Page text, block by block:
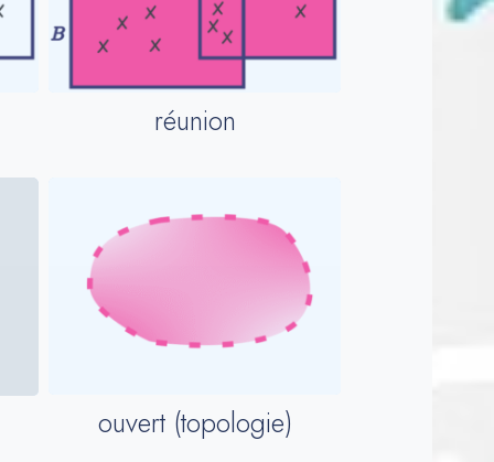
réunion
ouvert (topologie)